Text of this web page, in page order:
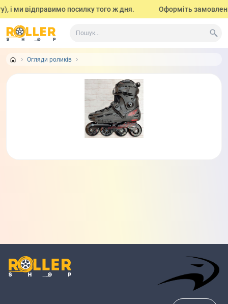
і ми відправимо посилку того ж дня. Оформіть
Огляди роликів